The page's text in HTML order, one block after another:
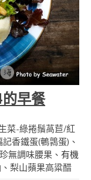
早餐
菜-綠捲鬚萵苣/紅
香鐵蛋(鵪鶉蛋)、
無調味腰果、 有機
梨山蘋果高粱醋